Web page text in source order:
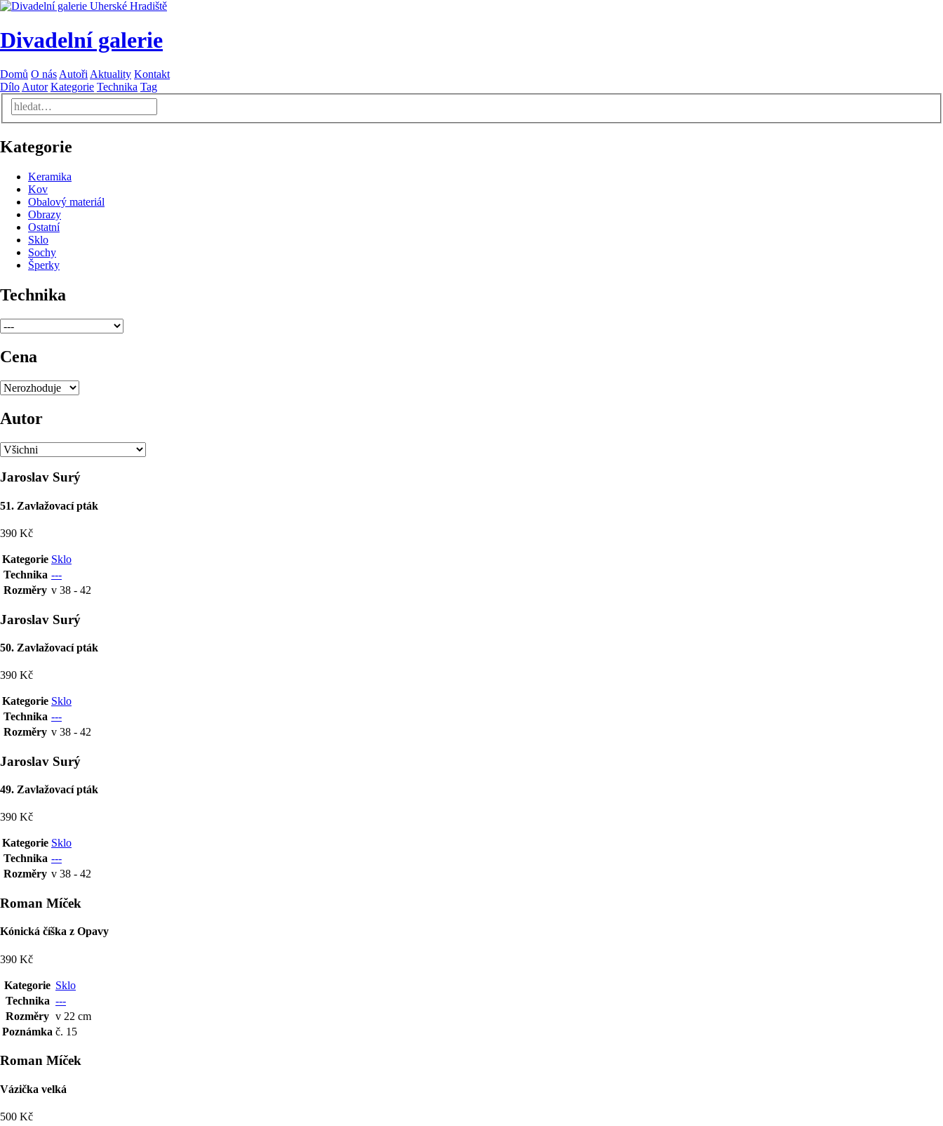
Divadelní galerie
Domů O nás Autoři Aktuality Kontakt
Dílo Autor Kategorie Technika Tag
Kategorie
Keramika
Kov
Obalový materiál
Obrazy
Ostatní
Sklo
Sochy
Šperky
Technika
Cena
Autor
Jaroslav Surý
51. Zavlažovací pták
390 Kč
Kategorie Sklo
Technika ---
Rozměry v 38 - 42
Jaroslav Surý
50. Zavlažovací pták
390 Kč
Kategorie Sklo
Technika ---
Rozměry v 38 - 42
Jaroslav Surý
49. Zavlažovací pták
390 Kč
Kategorie Sklo
Technika ---
Rozměry v 38 - 42
Roman Míček
Kónická číška z Opavy
390 Kč
Kategorie Sklo
Technika ---
Rozměry v 22 cm
Poznámka č. 15
Roman Míček
Vázička velká
500 Kč